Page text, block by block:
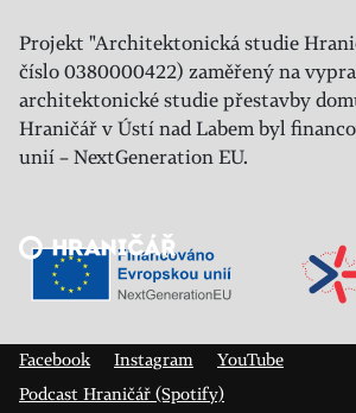
Projekt "Architektonická studie
číslo 0380000422) zaměřený na
architektonické studie přestavby
Hraničář v Ústí nad Labem byl
unií – NextGeneration EU.
Veřejný sál Hraničář, spolek
Facebook
Instagram
YouTube
Podcast Hraničář (Spotify)